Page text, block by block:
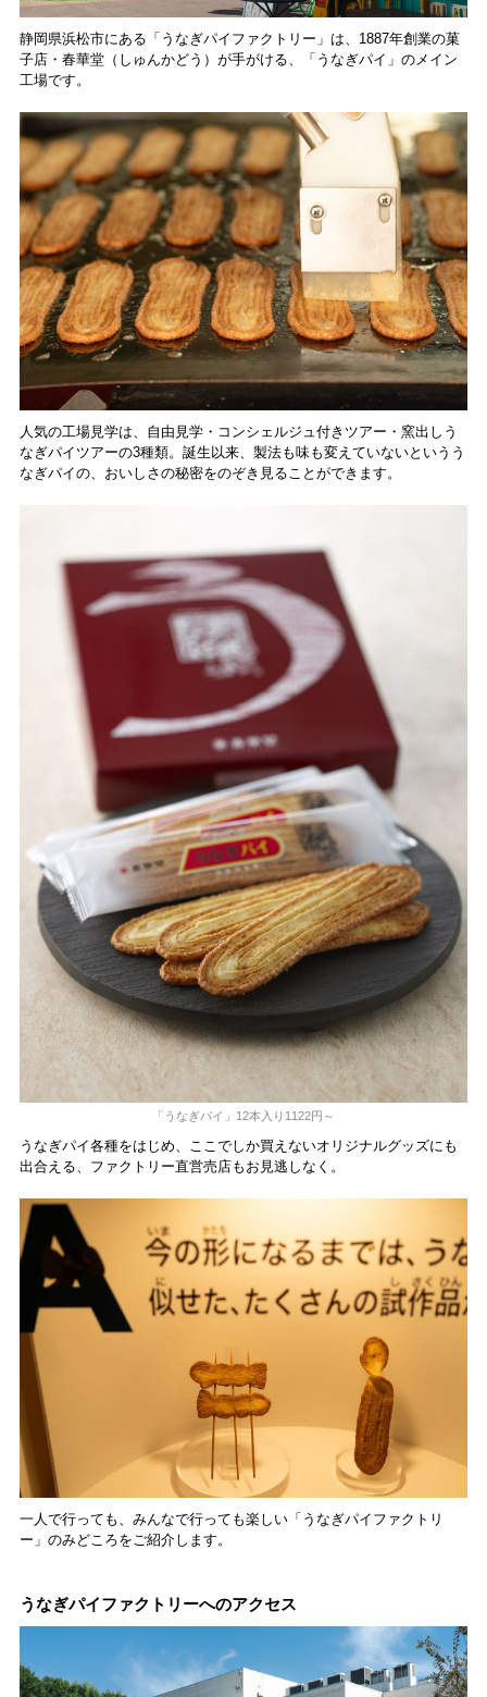
静岡県浜松市にある「うなぎパイファクトリー」は、1887年創業の菓
子店・春華堂（しゅんかどう）が手がける、「うなぎパイ」のメイン
工場です。
人気の工場見学は、自由見学・コンシェルジュ付きツアー・窯出しう
なぎパイツアーの3種類。誕生以来、製法も味も変えていないというう
なぎパイの、おいしさの秘密をのぞき見ることができます。
「うなぎパイ」12本入り1122円～
うなぎパイ各種をはじめ、ここでしか買えないオリジナルグッズにも
出合える、ファクトリー直営売店もお見逃しなく。
一人で行っても、みんなで行っても楽しい「うなぎパイファクトリ
ー」のみどころをご紹介します。
うなぎパイファクトリーへのアクセス